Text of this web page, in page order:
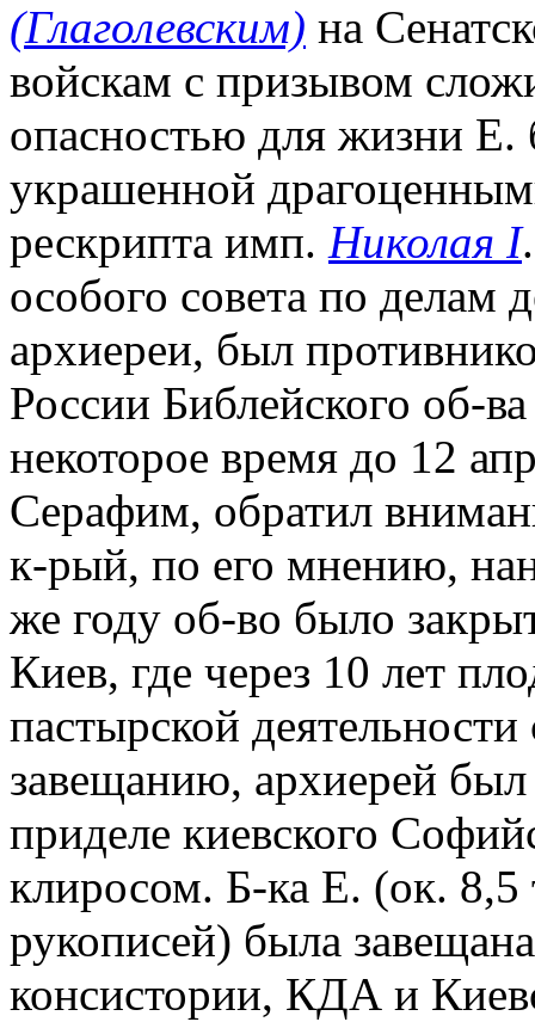
(Глаголевским) на
войскам с призывом
опасностью для жизни Е.
украшенной
рескрипта имп. Николая I
особого совета по делам
архиереи, был
России Библейского об-
некоторое время до 12
Серафим, обратил
к-рый, по его мнению,
же году об-во было
Киев, где через 10 лет
пастырской
завещанию, архиерей
приделе киевского
клиросом. Б-ка Е. (ок. 8,5
рукописей) была
консистории, КДА и